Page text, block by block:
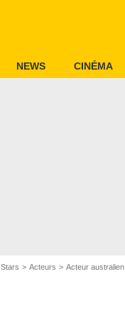
NEWS CINÉMA
Stars Acteurs Acteur australien